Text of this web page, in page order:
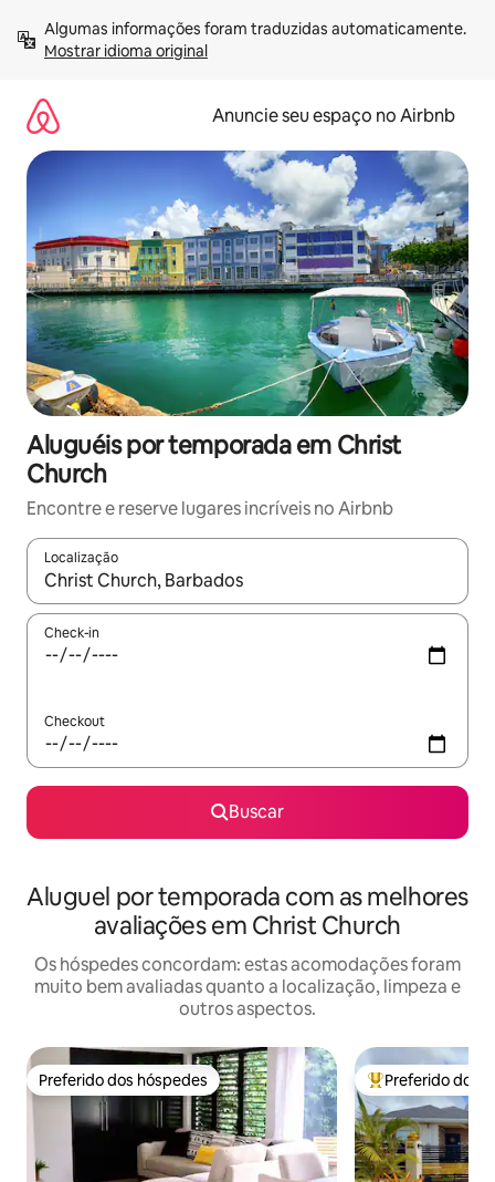
para
Mostrar idioma original
Anuncie seu espaço no Airbnb
Aluguéis por temporada em Christ
Church
Encontre e reserve lugares incríveis no Airbnb
Localização
Quando os resultados estiverem disponíveis, explore-os
Check-in
Checkout
Buscar
Aluguel por temporada com as melhores
avaliações em Christ Church
Os hóspedes concordam: estas acomodações foram
muito bem avaliadas quanto a localização, limpeza e
outros aspectos.
Preferido dos hóspedes
Preferido dos hóspedes Entre os
Preferido dos